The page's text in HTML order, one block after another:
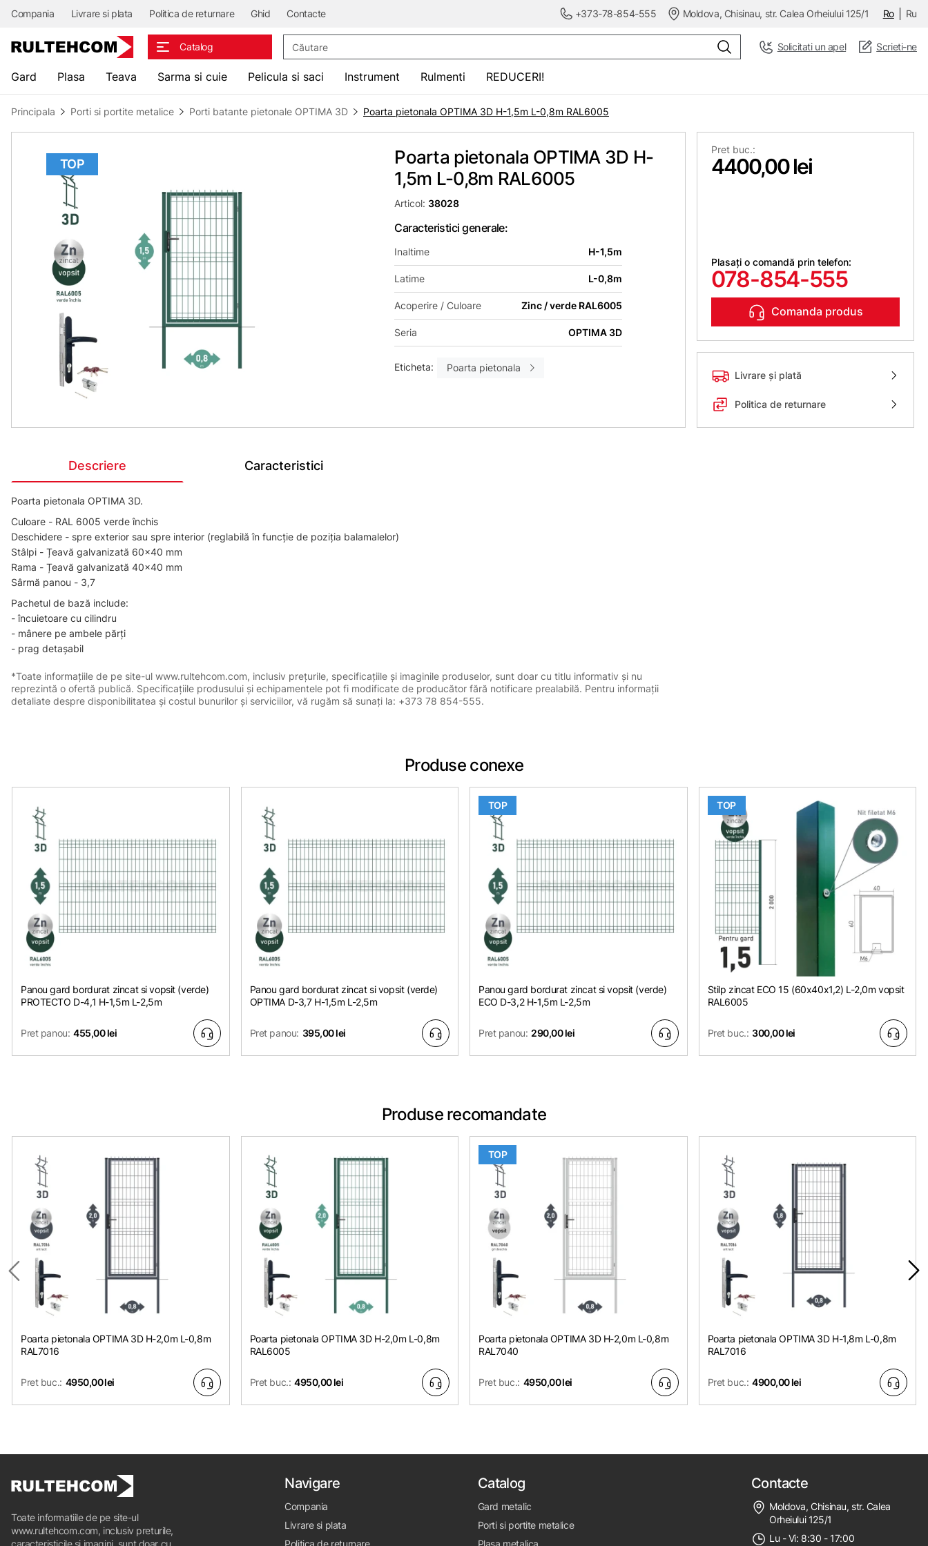
Compania Livrare si plata Politica de returnare Ghid Contacte +373-78-854-555 Moldova, Chisinau, str. Calea Orheiului 125/1 Ro Ru
Catalog Solicitati un apel Scrieti-ne
Gard Plasa Teava Sarma si cuie Pelicula si saci Instrument Rulmenti REDUCERI!
Principala Porti si portite metalice Porti batante pietonale OPTIMA 3D Poarta pietonala OPTIMA 3D H-1,5m L-0,8m RAL6005
TOP
Poarta pietonala OPTIMA 3D H-
1,5m L-0,8m RAL6005
Articol: 38028
Caracteristici generale:
Inaltime H-1,5m
Latime L-0,8m
Acoperire / Culoare Zinc / verde RAL6005
Seria OPTIMA 3D
Eticheta: Poarta pietonala
Pret buc.:
4400,00 lei
Plasați o comandă prin telefon:
078-854-555
Comanda produs
Livrare și plată
Politica de returnare
Descriere Caracteristici
Poarta pietonala OPTIMA 3D.
Culoare - RAL 6005 verde închis
Deschidere - spre exterior sau spre interior (reglabilă în funcție de poziția balamalelor)
Stâlpi - Țeavă galvanizată 60x40 mm
Rama - Țeavă galvanizată 40x40 mm
Sârmă panou - 3,7
Pachetul de bază include:
- încuietoare cu cilindru
- mânere pe ambele părți
- prag detașabil
*Toate informațiile de pe site-ul www.rultehcom.com, inclusiv prețurile, specificațiile și imaginile produselor, sunt doar cu titlu informativ și nu
reprezintă o ofertă publică. Specificațiile produsului și echipamentele pot fi modificate de producător fără notificare prealabilă. Pentru informații
detaliate despre disponibilitatea și costul bunurilor și serviciilor, vă rugăm să sunați la: +373 78 854-555.
Produse conexe
Panou gard bordurat zincat si vopsit (verde)
PROTECTO D-4,1 H-1,5m L-2,5m
Pret panou: 455,00 lei
Panou gard bordurat zincat si vopsit (verde)
OPTIMA D-3,7 H-1,5m L-2,5m
Pret panou: 395,00 lei
TOP
Panou gard bordurat zincat si vopsit (verde)
ECO D-3,2 H-1,5m L-2,5m
Pret panou: 290,00 lei
TOP
Stilp zincat ЕСО 15 (60х40x1,2) L-2,0m vopsit
RAL6005
Pret buc.: 300,00 lei
Produse recomandate
Poarta pietonala OPTIMA 3D H-2,0m L-0,8m
RAL7016
Pret buc.: 4950,00 lei
Poarta pietonala OPTIMA 3D H-2,0m L-0,8m
RAL6005
Pret buc.: 4950,00 lei
TOP
Poarta pietonala OPTIMA 3D H-2,0m L-0,8m
RAL7040
Pret buc.: 4950,00 lei
Poarta pietonala OPTIMA 3D H-1,8m L-0,8m
RAL7016
Pret buc.: 4900,00 lei
Toate informatiile de pe site-ul
www.rultehcom.com, inclusiv preturile,
Navigare
Compania
Livrare si plata
Catalog
Gard metalic
Porti si portite metalice
Contacte
Moldova, Chisinau, str. Calea
Orheiului 125/1
Lu - Vi: 8:30 - 17:00